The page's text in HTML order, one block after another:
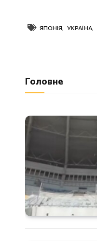
ЯПОНІЯ, УКРАЇНА,
Головне